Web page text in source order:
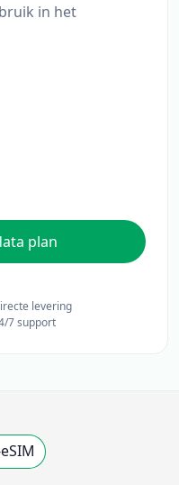
in het
plan
levering
7 support